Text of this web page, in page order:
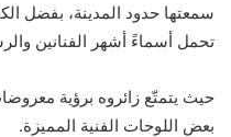
سمعتها حدود المدينة، بفضل
تحمل أسماءً أشهر الفنانين
حيث يتمتّع زائروه برؤية
بعض اللوحات الفنية المميزة.